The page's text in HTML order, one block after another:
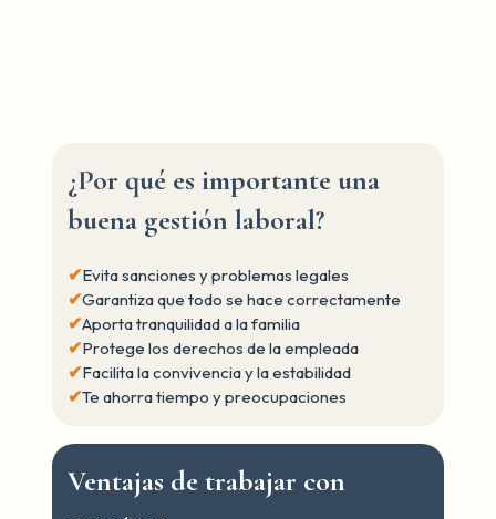
¿Por qué es importante una
buena gestión laboral?
✔Evita sanciones y problemas legales
✔Garantiza que todo se hace correctamente
✔Aporta tranquilidad a la familia
✔Protege los derechos de la empleada
✔Facilita la convivencia y la estabilidad
✔Te ahorra tiempo y preocupaciones
Ventajas de trabajar con